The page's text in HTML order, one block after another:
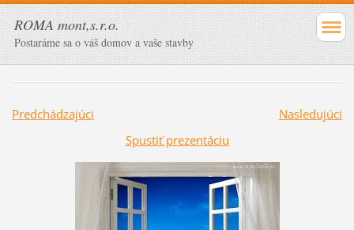
ROMA mont,s.r.o.
Postaráme sa o váš domov a vaše stavby
Predchádzajúci
Nasledujúci
Spustiť prezentáciu